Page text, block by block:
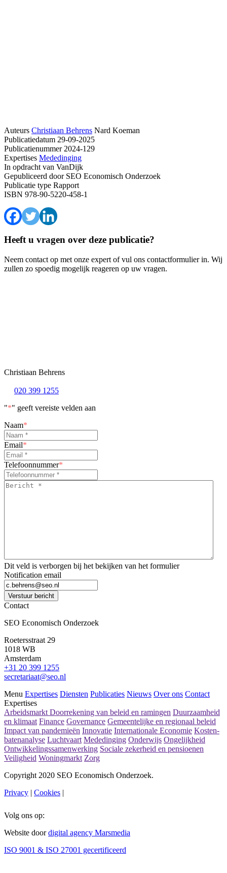
Auteurs Christiaan Behrens Nard Koeman
Publicatiedatum 29-09-2025
Publicatienummer2024-129
Expertises Mededinging
In opdracht van VanDijk
Gepubliceerd doorSEO Economisch Onderzoek
Publicatie type Rapport
ISBN 978-90-5220-458-1
Heeft u vragen over deze publicatie?
Neem contact op met onze expert of vul ons contactformulier in. Wij
zullen zo spoedig mogelijk reageren op uw vragen.
Christiaan Behrens
020 399 1255
"*" geeft vereiste velden aan
Naam*
Email*
Telefoonnummer*
Bericht
Dit veld is verborgen bij het bekijken van het formulier
Notification email
Verstuur bericht
Contact
SEO Economisch Onderzoek
Roetersstraat 29
1018 WB
Amsterdam
+31 20 399 1255
secretariaat@seo.nl
Menu Expertises Diensten Publicaties Nieuws Over ons Contact
Expertises
Arbeidsmarkt Doorrekening van beleid en ramingen Duurzaamheid
en klimaat Finance Governance Gemeentelijke en regionaal beleid
Impact van pandemieën Innovatie Internationale Economie Kosten-
batenanalyse Luchtvaart Mededinging Onderwijs Ongelijkheid
Ontwikkelingssamenwerking Sociale zekerheid en pensioenen
Veiligheid Woningmarkt Zorg
Copyright 2020 SEO Economisch Onderzoek.
Privacy | Cookies |
Volg ons op:
Website doordigital agency Marsmedia
ISO 9001 & ISO 27001 gecertificeerd